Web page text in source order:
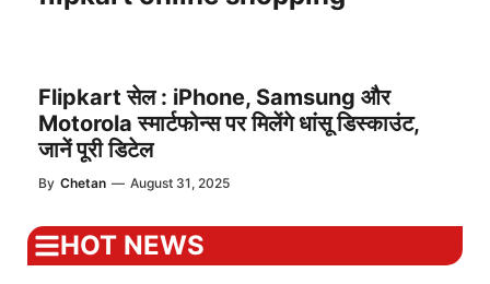
Flipkart सेल : iPhone, Samsung और
Motorola स्मार्टफोन्स पर मिलेंगे धांसू डिस्काउंट,
जानें पूरी डिटेल
By Chetan — August 31, 2025
HOT NEWS